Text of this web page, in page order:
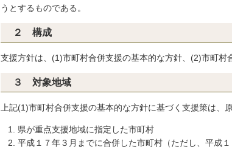
うとするものである。
２ 構成
支援方針は、(1)市町村合併支援の基本的な方針、(2)市町村
３ 対象地域
上記(1)市町村合併支援の基本的な方針に基づく支援策は、
県が重点支援地域に指定した市町村
平成１７年３月までに合併した市町村（ただし、平成